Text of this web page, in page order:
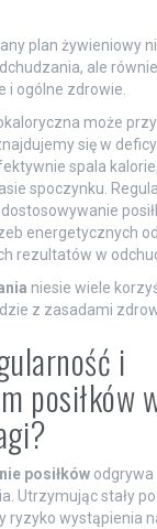
plan żywieniowy
ale
i ogólne zdrowie.
może
znajdujemy się w
spala
spoczynku.
energetycznych
rezultatów w
niesie wiele
z zasadami
i
posiłków
posiłków odgrywa
Utrzymując stały
ryzyko wystąpienia